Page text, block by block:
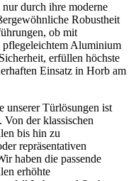
durch ihre moderne
Robustheit
ob mit
pflegeleichtem Aluminium
erfüllen höchste
Einsatz in Horb am
unserer Türlösungen ist
der klassischen
bis hin zu
repräsentativen
haben die passende
erhöhte